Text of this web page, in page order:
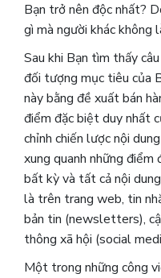
Bạn trở nên độc nhất?
gì mà người khác không
Sau khi Bạn tìm thấy
đối tượng mục tiêu của
này bằng đề xuất bán
điểm đặc biệt duy nhất
chỉnh chiến lược nội
xung quanh những
bất kỳ và tất cả nội
là trên trang web, tin
bản tin (newsletters),
thông xã hội (social
Một trong những công